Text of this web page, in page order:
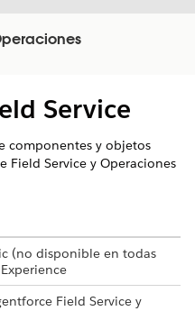
Service
componentes y objetos
Field Service y Operaciones
(no disponible en todas
Field Service y